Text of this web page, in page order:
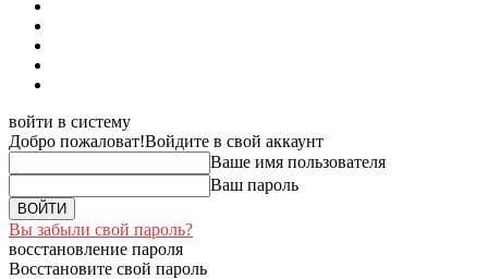
войти в систему
Добро пожаловат!Войдите в свой аккаунт
Ваше имя пользователя
Ваш пароль
Вы забыли свой пароль?
восстановление пароля
Восстановите свой пароль